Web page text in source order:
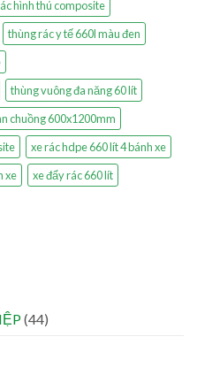
hình thú composite
thùng rác y tế 660l màu đen
thùng vuông đa năng 60 lít
chuồng 600x1200mm
xe rác hdpe 660 lít 4 bánh xe
xe
xe đẩy rác 660 lít
(44)